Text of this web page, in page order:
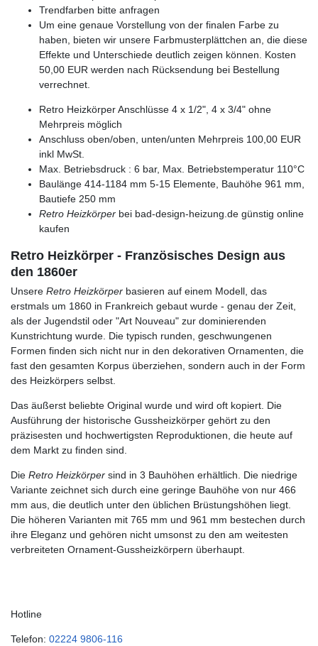
Trendfarben bitte anfragen
Um eine genaue Vorstellung von der finalen Farbe zu
haben, bieten wir unsere Farbmusterplättchen an, die diese
Effekte und Unterschiede deutlich zeigen können. Kosten
50,00 EUR werden nach Rücksendung bei Bestellung
verrechnet.
Retro Heizkörper Anschlüsse 4 x 1/2", 4 x 3/4" ohne
Mehrpreis möglich
Anschluss oben/oben, unten/unten Mehrpreis 100,00 EUR
inkl MwSt.
Max. Betriebsdruck : 6 bar, Max. Betriebstemperatur 110°C
Baulänge 414-1184 mm 5-15 Elemente, Bauhöhe 961 mm,
Bautiefe 250 mm
Retro Heizkörper bei bad-design-heizung.de günstig online
kaufen
Retro Heizkörper - Französisches Design aus
den 1860er
Unsere Retro Heizkörper basieren auf einem Modell, das
erstmals um 1860 in Frankreich gebaut wurde - genau der Zeit,
als der Jugendstil oder "Art Nouveau" zur dominierenden
Kunstrichtung wurde. Die typisch runden, geschwungenen
Formen finden sich nicht nur in den dekorativen Ornamenten, die
fast den gesamten Korpus überziehen, sondern auch in der Form
des Heizkörpers selbst.
Das äußerst beliebte Original wurde und wird oft kopiert. Die
Ausführung der historische Gussheizkörper gehört zu den
präzisesten und hochwertigsten Reproduktionen, die heute auf
dem Markt zu finden sind.
Die Retro Heizkörper sind in 3 Bauhöhen erhältlich. Die niedrige
Variante zeichnet sich durch eine geringe Bauhöhe von nur 466
mm aus, die deutlich unter den üblichen Brüstungshöhen liegt.
Die höheren Varianten mit 765 mm und 961 mm bestechen durch
ihre Eleganz und gehören nicht umsonst zu den am weitesten
verbreiteten Ornament-Gussheizkörpern überhaupt.
Hotline
Telefon: 02224 9806-116